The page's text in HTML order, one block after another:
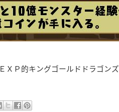
ＸＰ的キングゴールドドラゴンズ